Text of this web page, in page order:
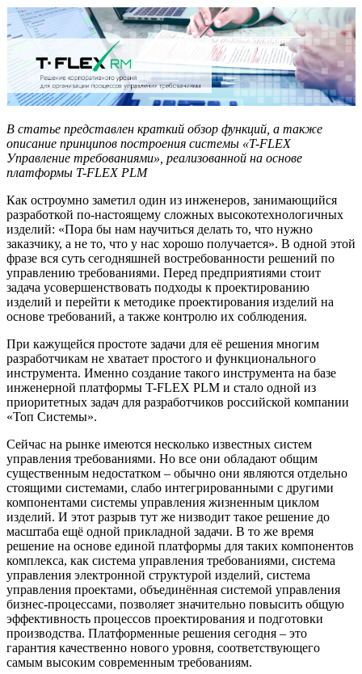
В статье представлен краткий обзор функций, а также
описание принципов построения системы «T-FLEX
Управление требованиями», реализованной на основе
платформы T-FLEX PLM
Как остроумно заметил один из инженеров, занимающийся
разработкой по-настоящему сложных высокотехнологичных
изделий: «Пора бы нам научиться делать то, что нужно
заказчику, а не то, что у нас хорошо получается». В одной этой
фразе вся суть сегодняшней востребованности решений по
управлению требованиями. Перед предприятиями стоит
задача усовершенствовать подходы к проектированию
изделий и перейти к методике проектирования изделий на
основе требований, а также контролю их соблюдения.
При кажущейся простоте задачи для её решения многим
разработчикам не хватает простого и функционального
инструмента. Именно создание такого инструмента на базе
инженерной платформы T-FLEX PLM и стало одной из
приоритетных задач для разработчиков российской компании
«Топ Системы».
Сейчас на рынке имеются несколько известных систем
управления требованиями. Но все они обладают общим
существенным недостатком – обычно они являются отдельно
стоящими системами, слабо интегрированными с другими
компонентами системы управления жизненным циклом
изделий. И этот разрыв тут же низводит такое решение до
масштаба ещё одной прикладной задачи. В то же время
решение на основе единой платформы для таких компонентов
комплекса, как система управления требованиями, система
управления электронной структурой изделий, система
управления проектами, объединённая системой управления
бизнес-процессами, позволяет значительно повысить общую
эффективность процессов проектирования и подготовки
производства. Платформенные решения сегодня – это
гарантия качественно нового уровня, соответствующего
самым высоким современным требованиям.